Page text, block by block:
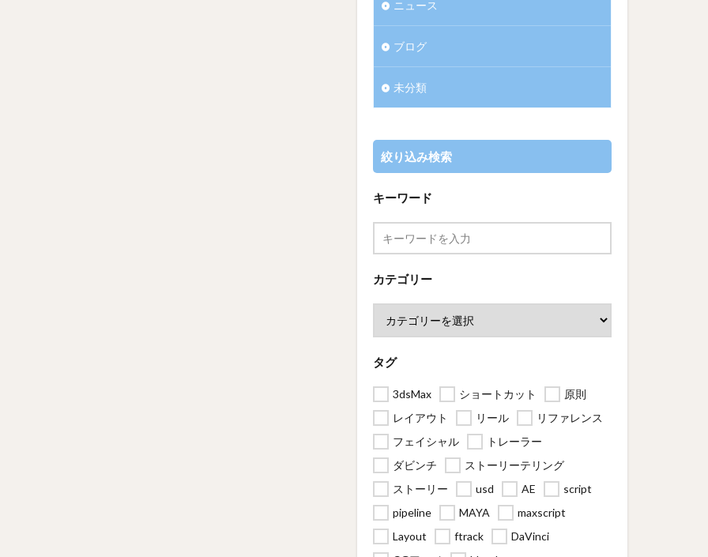
ニュース
ブログ
未分類
絞り込み検索
キーワード
カテゴリー
タグ
3dsMax ショートカット
原則
レイアウト
リール
リファレンス
フェイシャル
トレーラー
ダビンチ
ストーリーテリング
ストーリー
usd AE
script
pipeline
MAYA
maxscript
Layout
ftrack
DaVinci